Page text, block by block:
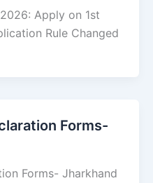
Apply on 1st
Rule Changed
Forms-
Forms- Jharkhand